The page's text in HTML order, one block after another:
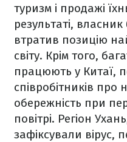
туризм і продажі
результаті,
втратив позицію
світу. Крім того,
працюють у Китаї,
співробітників про
обережність при
повітрі. Регіон
зафіксували вірус,